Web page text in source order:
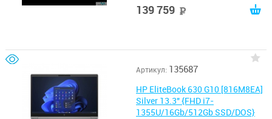
139 759
Артикул: 135687
HP EliteBook 630 G10 [816M8EA]
Silver 13.3" {FHD i7-
1355U/16Gb/512Gb SSD/DOS}